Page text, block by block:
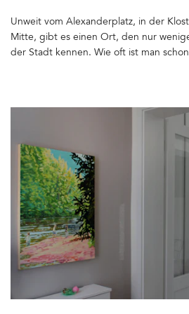
Original-Maschinen aus den 1920-
lässt. Hier im Fire Department stellen
Pike Brothers aus. Dirk Thomas von
Craftsmen Canteen im Hangar besteht
Tischen und Stühlen, ebenso die
Dank Dirk Thomas habe ich auch den
Cabourn kennen gelernt und durfte
Mode erzählt Geschichten von
liebt die Kleidung von 1900 - 1950 und
inspirieren. In der L.O.C.K Area war ich
oder The Last Conspiracy. Ich hätte
können, denn die Shop-Designs waren
Die Fahrrad-Deko von Bobrand fiel
brand like nobrand! Die Shop-
Manufakturen Floris van Bommel und
auch gut&hellip
Unweit vom Alexanderplatz, in der
Mitte, gibt es einen Ort, den nur
der Stadt kennen. Wie oft ist man
Feldsteinen, auf einem dem
Die Geschichte der Klosterruine und
Öffnungszeiten könnt Ihr hier
Mittelalter gelingt am besten, wenn Ihr
Waisenstraße aus nähert – dort stehen
dreigeschossigen Bürgerhäuser aus
einem Gebäude auf der
befindet sich das Restaurant Zur
erwähnt und eingerahmt von Resten
unglaublich, wie man hier Berliner
kann. 100 Meter weiter schaut der
unterschiedlichen Perspektiven durch